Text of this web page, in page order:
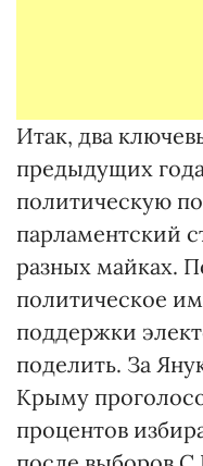
Итак, два
предыдущих
политическую
парламентский
разных майках.
политическое
поддержки
поделить. За
Крыму
процентов